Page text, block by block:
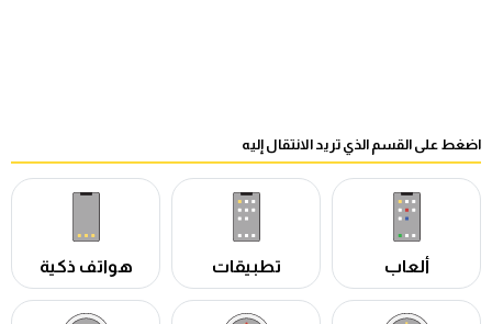
اضغط على القسم الذي تريد الانتقال إليه
ألعاب تطبيقات هواتف ذكية